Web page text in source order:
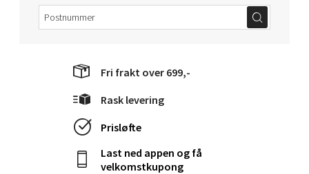
Fri frakt over 699,-
Rask levering
Prisløfte
Last ned appen og få
velkomstkupong
Åpent i dag 10-15
0 i butikk